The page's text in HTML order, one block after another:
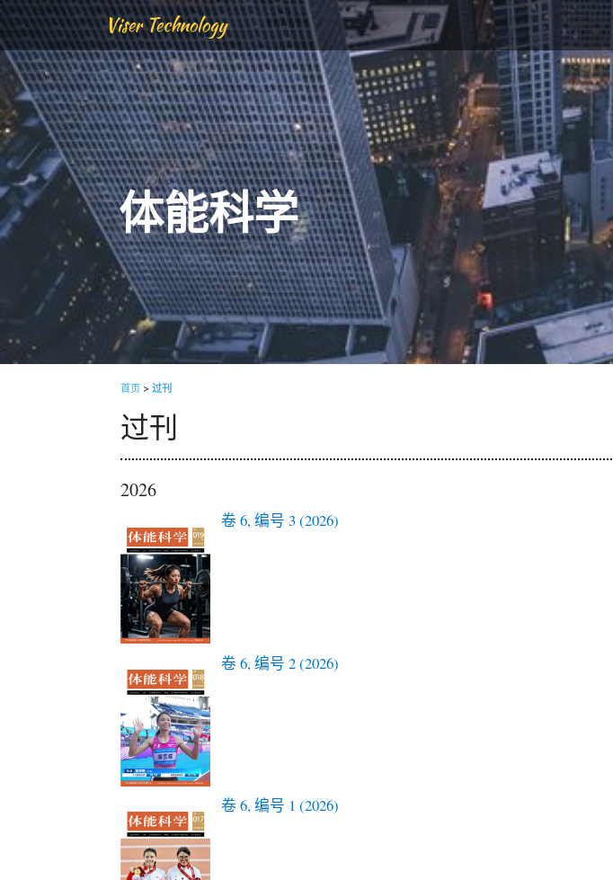
Viser Technology
体能科学
首页 >过刊
过刊
2026
卷 6, 编号 3 (2026)
卷 6, 编号 2 (2026)
卷 6, 编号 1 (2026)